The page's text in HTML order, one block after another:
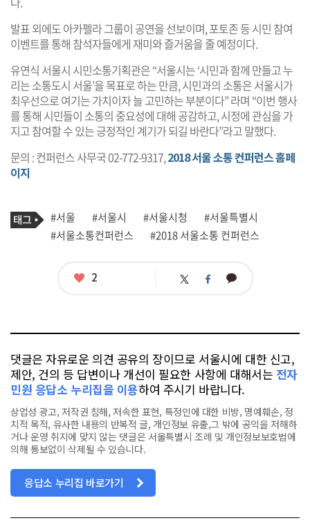
발표 외에도 아카펠라 그룹이 공연을 선보이며, 포토존 등 시민 참여
이벤트를 통해 참석자들에게 재미와 즐거움을 줄 예정이다.
유연식 서울시 시민소통기획관은 “서울시는 ‘시민과 함께 만들고 누
리는 소통도시 서울’을 목표로 하는 만큼, 시민과의 소통은 서울시가
최우선으로 여기는 가치이자 늘 고민하는 부분이다” 라며 “이번 행사
를 통해 시민들이 소통의 중요성에 대해 공감하고, 시정에 관심을 가
지고 참여할 수 있는 긍정적인 계기가 되길 바란다”라고 말했다.
문의 : 컨퍼런스 사무국 02-772-9317,2018 서울 소통 컨퍼런스 홈페
이지
기
사
관
련
태
그
#서울 #서울시 #서울시청
#서울특별시
#서울소통컨퍼런스
#2018 서울소통 컨퍼런스
좋
2 트 페 카
댓글은 자유로운 의견 공유의 장이므로 서울시에 대한 신고,
제안, 건의 등 답변이나 개선이 필요한 사항에 대해서는 전자
민원 응답소 누리집을 이용하여 주시기 바랍니다.
상업성 광고, 저작권 침해, 저속한 표현, 특정인에 대한 비방, 명예훼손, 정
치적 목적, 유사한 내용의 반복적 글, 개인정보 유출,그 밖에 공익을 저해하
거나 운영 취지에 맞지 않는 댓글은 서울특별시 조례 및 개인정보보호법에
의해 통보없이 삭제될 수 있습니다.
응답소 누리집 바로가기